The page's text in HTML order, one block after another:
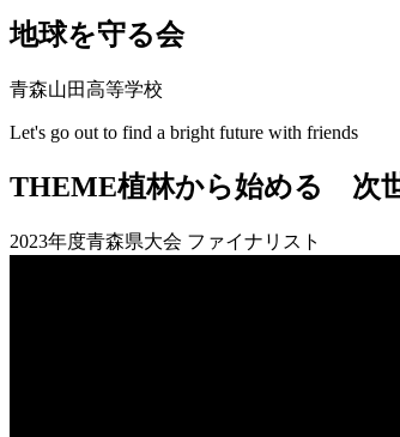
地球を守る会
青森山田高等学校
Let's go out to find a bright future with friends
THEME植林から始める 次
2023年度青森県大会 ファイナリスト